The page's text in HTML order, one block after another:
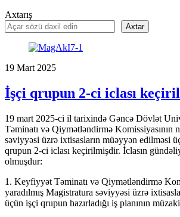
Axtarış
Axtar
19 Mart 2025
İşçi qrupun 2-ci iclası
19 mart 2025-ci il tarixində Gəncə Dövlət
Təminatı və Qiymətləndirmə Komissiyasının
səviyyəsi üzrə ixtisasların müəyyən edilməsi
qrupun 2-ci iclası keçirilmişdir. İclasın
olmuşdur:
1. Keyfiyyət Təminatı və Qiymətləndirmə
yaradılmış Magistratura səviyyəsi üzrə
üçün işçi qrupun hazırladığı iş planının